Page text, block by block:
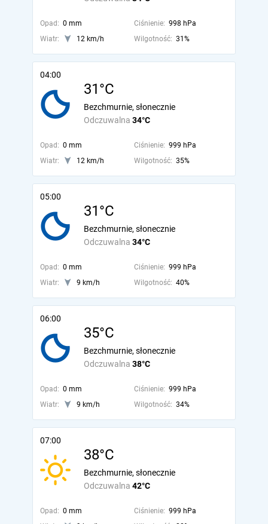
Opad: 0 mm Ciśnienie: 998 hPa
Wiatr:
12 km/h Wilgotność: 31%
04:00
31°C
Odczuwalna 34°C
Bezchmurnie, słonecznie
Opad: 0 mm Ciśnienie: 999 hPa
Wiatr:
12 km/h Wilgotność: 35%
05:00
31°C
Odczuwalna 34°C
Bezchmurnie, słonecznie
Opad: 0 mm Ciśnienie: 999 hPa
Wiatr:
9 km/h Wilgotność: 40%
06:00
35°C
Odczuwalna 38°C
Bezchmurnie, słonecznie
Opad: 0 mm Ciśnienie: 999 hPa
Wiatr:
9 km/h Wilgotność: 34%
07:00
38°C
Odczuwalna 42°C
Bezchmurnie, słonecznie
Opad: 0 mm Ciśnienie: 999 hPa